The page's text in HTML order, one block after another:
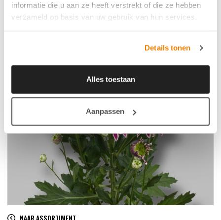
informatie die u aan ze heeft verstrekt of die ze hebben
verzameld op basis van uw gebruik van hun services.
Details tonen
Alles toestaan
Aanpassen
NAAR ASSORTIMENT